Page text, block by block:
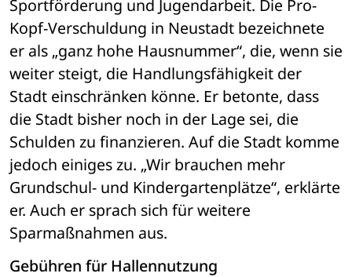
Sportförderung und Jugendarbeit. Die Pro-
Kopf-Verschuldung in Neustadt bezeichnete
er als „ganz hohe Hausnummer“, die, wenn sie
weiter steigt, die Handlungsfähigkeit der
Stadt einschränken könne. Er betonte, dass
die Stadt bisher noch in der Lage sei, die
Schulden zu finanzieren. Auf die Stadt komme
jedoch einiges zu. „Wir brauchen mehr
Grundschul- und Kindergartenplätze“, erklärte
er. Auch er sprach sich für weitere
Sparmaßnahmen aus.
Gebühren für Hallennutzung